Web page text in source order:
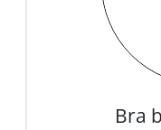
Bra